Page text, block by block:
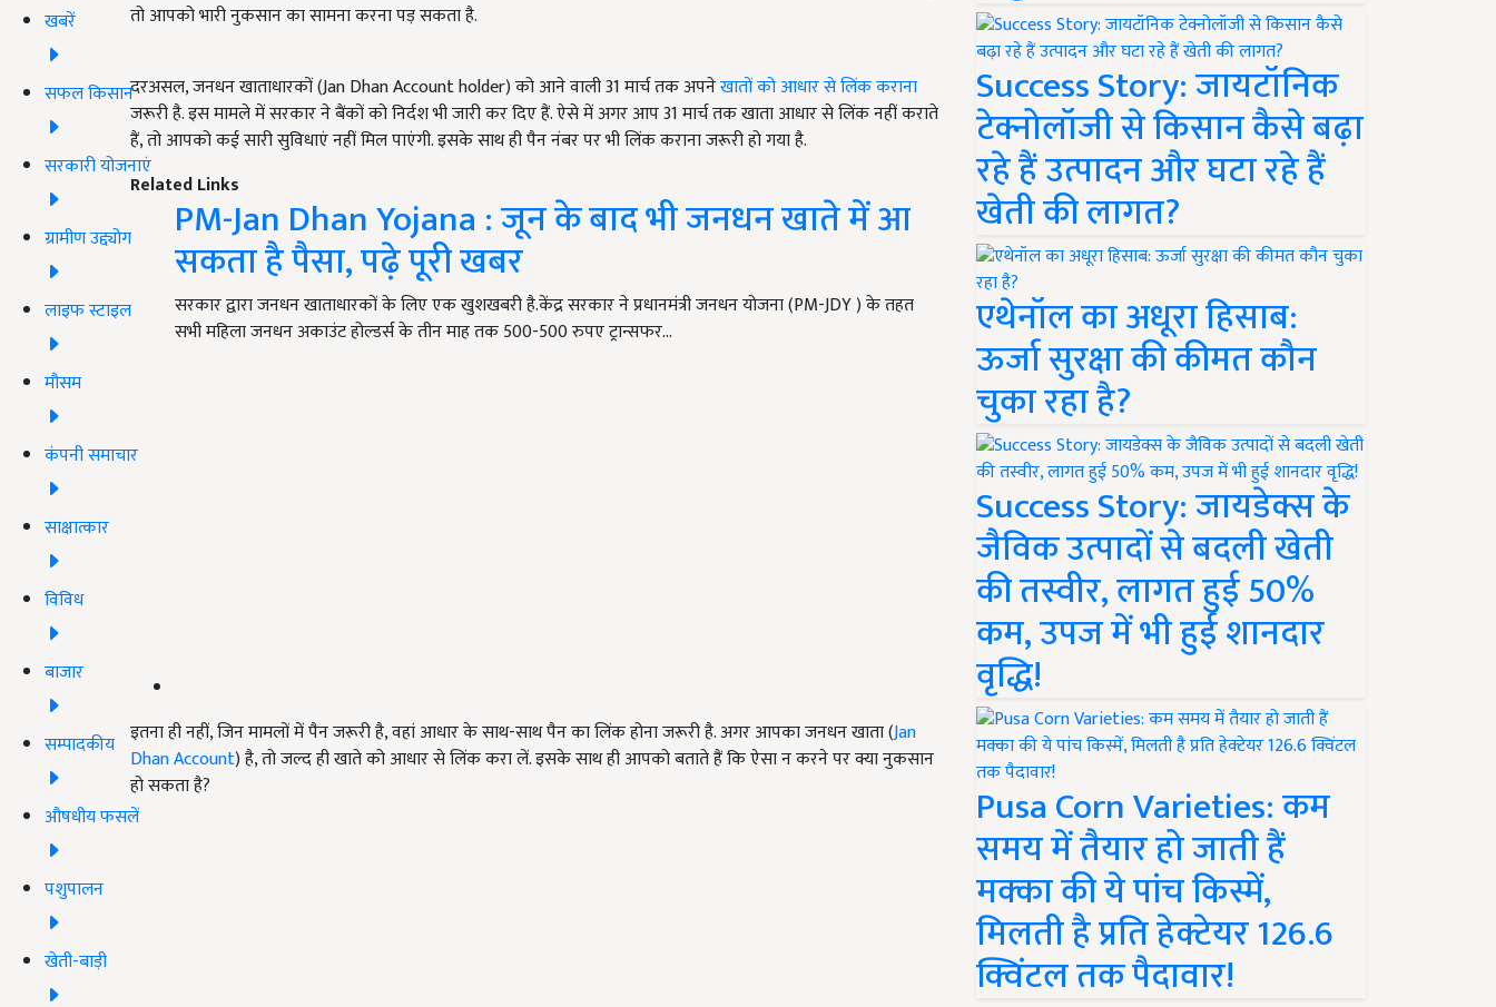
खबरें
सफल किसान
सरकारी योजनाएं
ग्रामीण उद्द्योग
लाइफ स्टाइल
मौसम
कंपनी समाचार
साक्षात्कार
विविध
बाजार
सम्पादकीय
औषधीय फसलें
पशुपालन
खेती-बाड़ी
तो आपको भारी नुकसान का सामना करना पड़ सकता है.
दरअसल, जनधन खाताधारकों (Jan Dhan Account holder) को आने वाली 31 मार्च तक अपनेखातों को आधार से लिंक कराना
जरूरी है. इस मामले में सरकार ने बैंकों को निर्दश भी जारी कर दिए हैं. ऐसे में अगर आप 31 मार्च तक खाता आधार से लिंक नहीं कराते
हैं, तो आपको कई सारी सुविधाएं नहीं मिल पाएंगी. इसके साथ ही पैन नंबर पर भी लिंक कराना जरूरी हो गया है.
Related Links
PM-Jan Dhan Yojana : जून के बाद भी जनधन खाते में आ
सकता है पैसा, पढ़े पूरी खबर
सरकार द्वारा जनधन खाताधारकों के लिए एक खुशखबरी है.केंद्र सरकार ने प्रधानमंत्री जनधन योजना (PM-JDY ) के तहत
सभी महिला जनधन अकाउंट होल्डर्स के तीन माह तक 500-500 रुपए ट्रान्सफर…
इतना ही नहीं, जिन मामलों में पैन जरूरी है, वहां आधार के साथ-साथ पैन का लिंक होना जरूरी है. अगर आपका जनधन खाता (Jan
Dhan Account) है, तो जल्द ही खाते को आधार से लिंक करा लें. इसके साथ ही आपको बताते हैं कि ऐसा न करने पर क्या नुकसान
हो सकता है?
Success Story: जायटॉनिक
टेक्नोलॉजी से किसान कैसे बढ़ा
रहे हैं उत्पादन और घटा रहे हैं
खेती की लागत?
एथेनॉल का अधूरा हिसाब:
ऊर्जा सुरक्षा की कीमत कौन
चुका रहा है?
Success Story: जायडेक्स के
जैविक उत्पादों से बदली खेती
की तस्वीर, लागत हुई 50%
कम, उपज में भी हुई शानदार
वृद्धि!
Pusa Corn Varieties: कम
समय में तैयार हो जाती हैं
मक्का की ये पांच किस्में,
मिलती है प्रति हेक्टेयर 126.6
क्विंटल तक पैदावार!